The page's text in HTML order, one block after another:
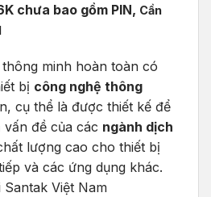
chưa bao gồm PIN, Cần
minh hoàn toàn có
bị công nghệ thông
cụ thể là được thiết kế để
vấn đề của các ngành dịch
lượng cao cho thiết bị
và các ứng dụng khác.
Việt Nam